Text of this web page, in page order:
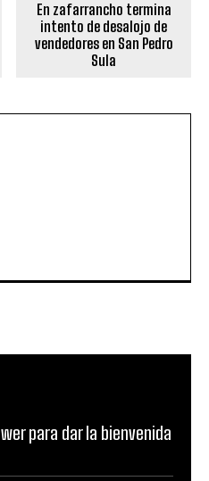
En zafarrancho termina
intento de desalojo de
vendedores en San Pedro
Sula
para dar la bienvenida